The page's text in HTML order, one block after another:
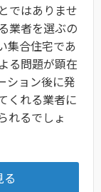
ではありませ
業者を選ぶの
集合住宅であ
る問題が顕在
ション後に発
くれる業者に
れるでしょ
る